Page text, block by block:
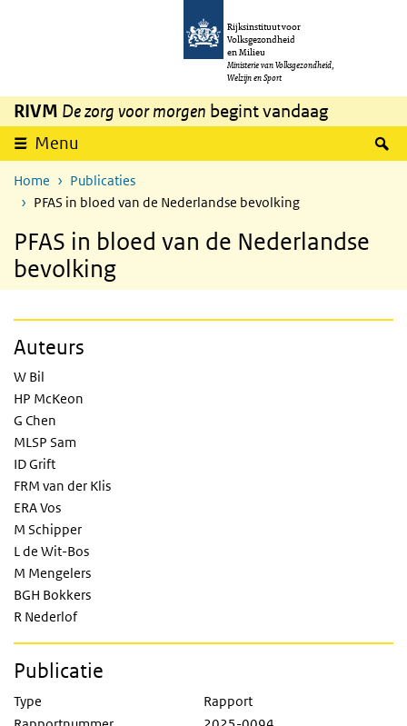
Overslaan en naar de inhoud gaan
Rijksinstituut voor
Volksgezondheid
en Milieu
Ministerie van Volksgezondheid,
Welzijn en Sport
RIVM De zorg voor morgen begint vandaag
Menu
Home
Publicaties
PFAS in bloed van de Nederlandse bevolking
PFAS in bloed van de Nederlandse
bevolking
Auteurs
W Bil
HP McKeon
G Chen
MLSP Sam
ID Grift
FRM van der Klis
ERA Vos
M Schipper
L de Wit-Bos
M Mengelers
BGH Bokkers
R Nederlof
Publicatie
Type
Rapport